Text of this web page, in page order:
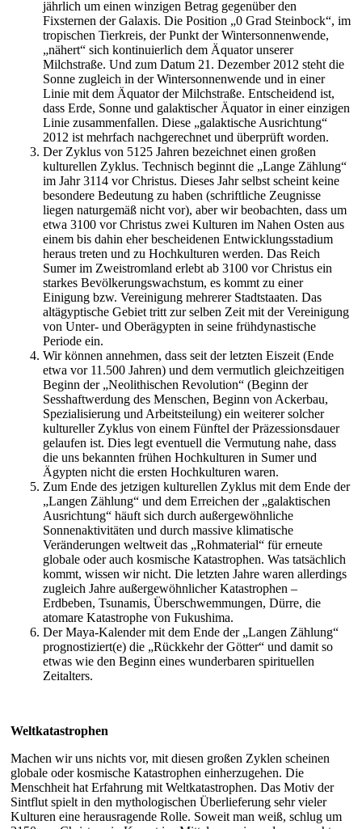
jährlich um einen winzigen Betrag gegenüber den
Fixsternen der Galaxis. Die Position „0 Grad Steinbock“, im
tropischen Tierkreis, der Punkt der Wintersonnenwende,
„nähert“ sich kontinuierlich dem Äquator unserer
Milchstraße. Und zum Datum 21. Dezember 2012 steht die
Sonne zugleich in der Wintersonnenwende und in einer
Linie mit dem Äquator der Milchstraße. Entscheidend ist,
dass Erde, Sonne und galaktischer Äquator in einer einzigen
Linie zusammenfallen. Diese „galaktische Ausrichtung“
2012 ist mehrfach nachgerechnet und überprüft worden.
Der Zyklus von 5125 Jahren bezeichnet einen großen
kulturellen Zyklus. Technisch beginnt die „Lange Zählung“
im Jahr 3114 vor Christus. Dieses Jahr selbst scheint keine
besondere Bedeutung zu haben (schriftliche Zeugnisse
liegen naturgemäß nicht vor), aber wir beobachten, dass um
etwa 3100 vor Christus zwei Kulturen im Nahen Osten aus
einem bis dahin eher bescheidenen Entwicklungsstadium
heraus treten und zu Hochkulturen werden. Das Reich
Sumer im Zweistromland erlebt ab 3100 vor Christus ein
starkes Bevölkerungswachstum, es kommt zu einer
Einigung bzw. Vereinigung mehrerer Stadtstaaten. Das
altägyptische Gebiet tritt zur selben Zeit mit der Vereinigung
von Unter- und Oberägypten in seine frühdynastische
Periode ein.
Wir können annehmen, dass seit der letzten Eiszeit (Ende
etwa vor 11.500 Jahren) und dem vermutlich gleichzeitigen
Beginn der „Neolithischen Revolution“ (Beginn der
Sesshaftwerdung des Menschen, Beginn von Ackerbau,
Spezialisierung und Arbeitsteilung) ein weiterer solcher
kultureller Zyklus von einem Fünftel der Präzessionsdauer
gelaufen ist. Dies legt eventuell die Vermutung nahe, dass
die uns bekannten frühen Hochkulturen in Sumer und
Ägypten nicht die ersten Hochkulturen waren.
Zum Ende des jetzigen kulturellen Zyklus mit dem Ende der
„Langen Zählung“ und dem Erreichen der „galaktischen
Ausrichtung“ häuft sich durch außergewöhnliche
Sonnenaktivitäten und durch massive klimatische
Veränderungen weltweit das „Rohmaterial“ für erneute
globale oder auch kosmische Katastrophen. Was tatsächlich
kommt, wissen wir nicht. Die letzten Jahre waren allerdings
zugleich Jahre außergewöhnlicher Katastrophen –
Erdbeben, Tsunamis, Überschwemmungen, Dürre, die
atomare Katastrophe von Fukushima.
Der Maya-Kalender mit dem Ende der „Langen Zählung“
prognostiziert(e) die „Rückkehr der Götter“ und damit so
etwas wie den Beginn eines wunderbaren spirituellen
Zeitalters.
Weltkatastrophen
Machen wir uns nichts vor, mit diesen großen Zyklen scheinen
globale oder kosmische Katastrophen einherzugehen. Die
Menschheit hat Erfahrung mit Weltkatastrophen. Das Motiv der
Sintflut spielt in den mythologischen Überlieferung sehr vieler
Kulturen eine herausragende Rolle. Soweit man weiß, schlug um